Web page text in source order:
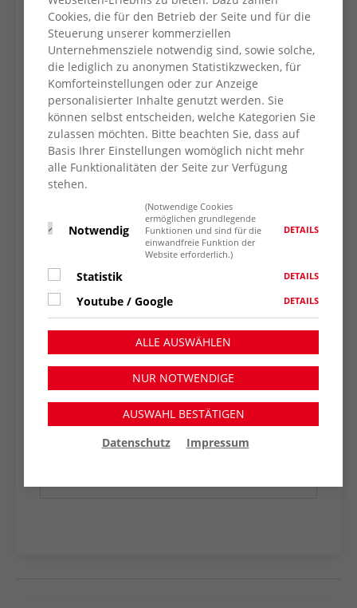
AWO-Begegnungs- und Beratungszentrum,
hat das Team des AWO-Quartiersprojektes
"altsiedlung.zusammen.halten" ein buntes
Programm für die ganze Familie
zusammengestellt: Info- und Aktionsstände,
Live-Musik und Leckeres fürs leibliche Wohl
versprechen einen schönen Nachmittag mit
viel Abwechslung.
Für die Kinder gibt es eine Menge Spiel, Spaß
rund um das Spielmobil und einen Kinder-
Bücherflohmarkt sowie Kinderschminken und
Bastelaktionen. Auch ein Glücksrad und ein
Demenzparcours werden aufgebaut sein.
Achtung: Ab 12 Uhr wird die Straße gesperrt.
Die MitarbeiterInnen freuen sich, wenn
Fahrzeuge für die Zeit von 12 bis 18 Uhr
außerhalb des Bereichs von Hausnummer 5
bis 15 geparkt werden. Das wird ein toller Tag!
Kommt einfach vorbei!
Deutschen Fernsehlotterie gefördert
ZURÜCK ZUR
Cookies, die für den Betrieb der Seite und für die
Steuerung unserer kommerziellen
Unternehmensziele notwendig sind, sowie solche,
die lediglich zu anonymen Statistikzwecken, für
Komforteinstellungen oder zur Anzeige
personalisierter Inhalte genutzt werden. Sie
können selbst entscheiden, welche Kategorien Sie
zulassen möchten. Bitte beachten Sie, dass auf
Basis Ihrer Einstellungen womöglich nicht mehr
alle Funktionalitäten der Seite zur Verfügung
stehen.
Notwendig
(Notwendige Cookies
ermöglichen grundlegende
Funktionen und sind für die
einwandfreie Funktion der
Website erforderlich.)
DETAILS
Statistik DETAILS
Youtube / Google DETAILS
ALLE AUSWÄHLEN
NUR NOTWENDIGE
AUSWAHL BESTÄTIGEN
Datenschutz
Impressum